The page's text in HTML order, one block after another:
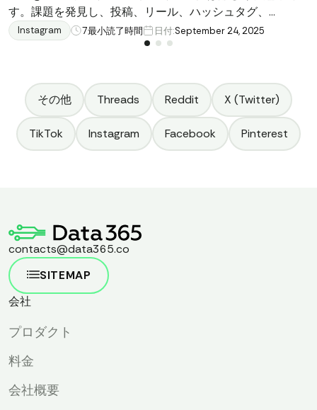
す。課題を発見し、投稿、リール、ハッシュタグ、
Data365 APIを使用して持続可能なInstagramデータにアク
セスするためのスマートな方法を探求しましょう。
Instagram 7最小読了時間 日付:September 24, 2025
その他 Threads Reddit X (Twitter)
TikTok Instagram Facebook Pinterest
contacts@data365.co
SITEMAP
会社
プロダクト
料金
会社概要